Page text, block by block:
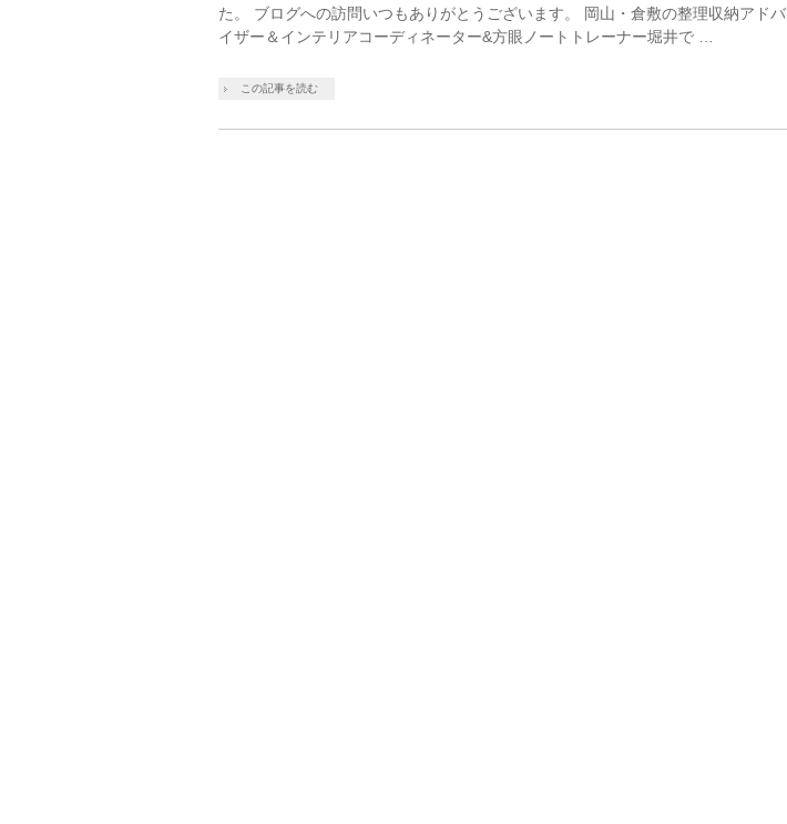
た。 ブログへの訪問いつもありがとうございます。 岡山・倉敷の整理収納アドバ
イザー＆インテリアコーディネーター&方眼ノートトレーナー堀井で …
この記事を読む